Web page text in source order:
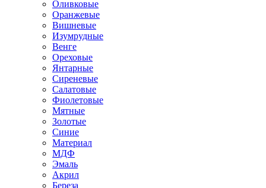
Оливковые
Оранжевые
Вишневые
Изумрудные
Венге
Ореховые
Янтарные
Сиреневые
Салатовые
Фиолетовые
Мятные
Золотые
Синие
Материал
МДФ
Эмаль
Акрил
Береза